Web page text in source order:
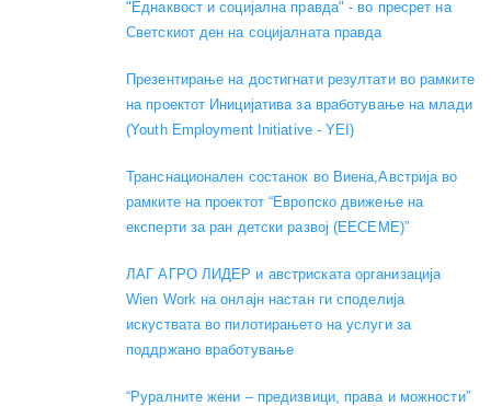
"Еднаквост и социјална правда" - во пресрет на
Светскиот ден на социјалната правда
Презентирање на достигнати резултати во рамките
на проектот Иницијатива за вработување на млади
(Youth Employment Initiative - YEI)
Транснационален состанок во Виена,Австрија во
рамките на проектот “Европско движење на
експерти за ран детски развој (EECEME)”
ЛАГ АГРО ЛИДЕР и австриската организација
Wien Work на онлајн настан ги споделија
искуствата во пилотирањето на услуги за
поддржано вработување
“Руралните жени – предизвици, права и можности”